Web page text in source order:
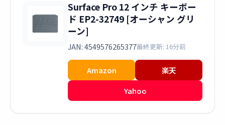
Surface Pro 12 インチ キーボー
ド EP2-32749 [オーシャン グリ
ーン]
JAN: 4549576265377最終更新: 16分前
Amazon
楽天
Yahoo